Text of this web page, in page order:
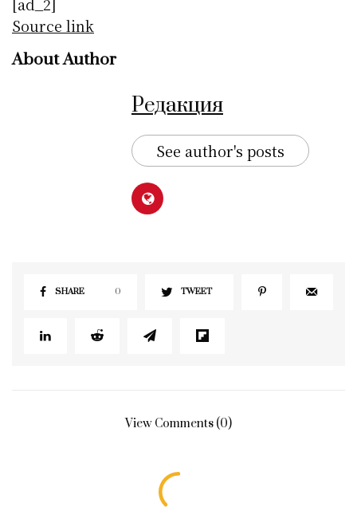
Source link
About Author
Редакция
See author's posts
SHARE 0 TWEET
View Comments (0)